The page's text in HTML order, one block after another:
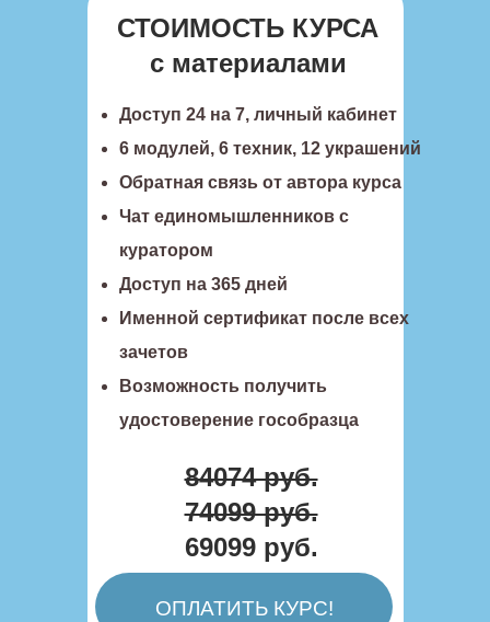
СТОИМОСТЬ КУРСА
c материалами
Доступ 24 на 7, личный кабинет
6 модулей, 6 техник, 12 украшений
Обратная связь от автора курса
Чат единомышленников с
куратором
Доступ на 365 дней
Именной сертификат после всех
зачетов
Возможность получить
удостоверение гособразца
84074 руб.
74099 руб.
69099 руб.
ОПЛАТИТЬ КУРС!